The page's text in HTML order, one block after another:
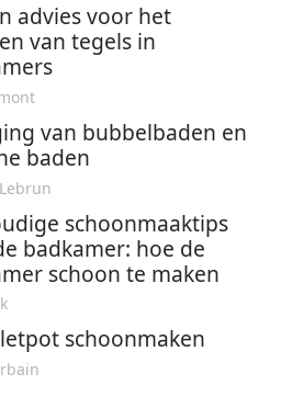
advies voor het
van tegels in
van bubbelbaden en
baden
schoonmaaktips
badkamer: hoe de
schoon te maken
schoonmaken